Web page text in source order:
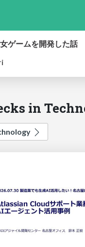
ゲームを開発した話
in